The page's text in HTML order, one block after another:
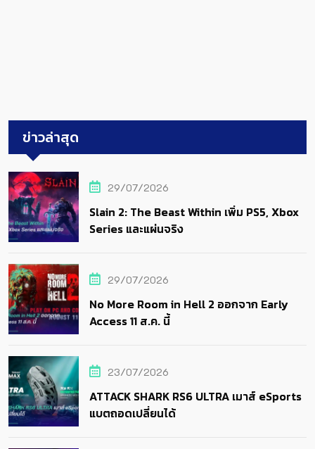
ข่าวล่าสุด
29/07/2026
Slain 2: The Beast Within เพิ่ม PS5, Xbox
Series และแผ่นจริง
29/07/2026
No More Room in Hell 2 ออกจาก Early
Access 11 ส.ค. นี้
23/07/2026
ATTACK SHARK RS6 ULTRA เมาส์ eSports
แบตถอดเปลี่ยนได้